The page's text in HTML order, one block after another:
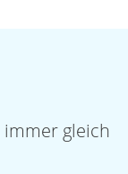
gleich